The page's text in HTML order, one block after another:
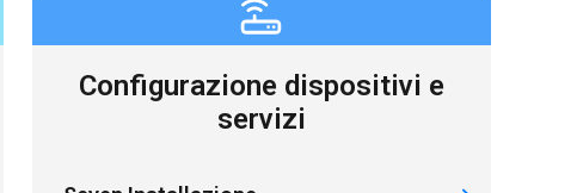
Configurazione dispositivi e
servizi